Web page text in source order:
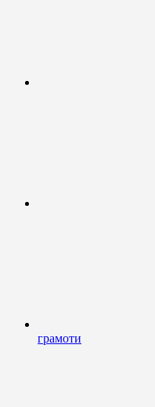
грамоти